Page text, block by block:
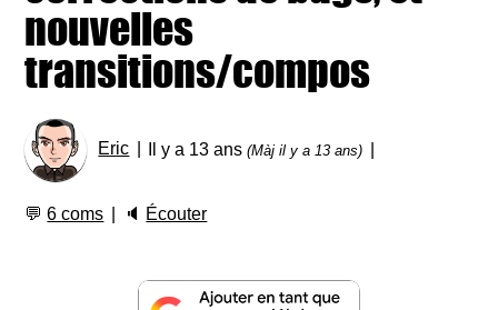
nouvelles
transitions/compos
Eric Il y a 13 ans(Màj il y a 13 ans)
💬6 coms 🔈 Écouter